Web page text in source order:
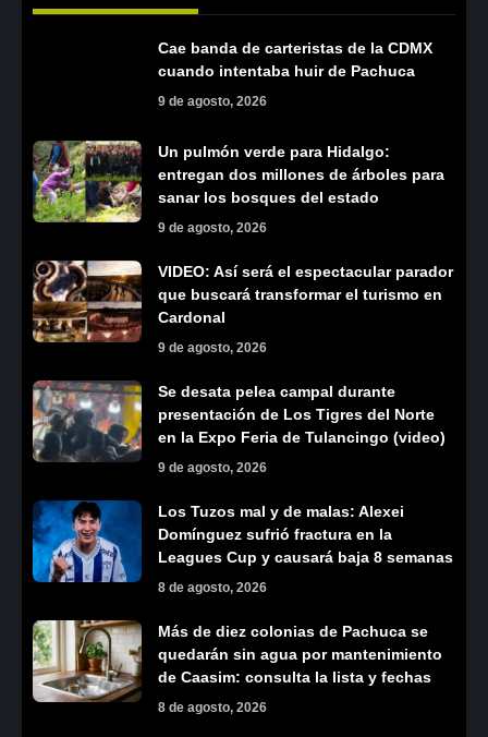
Cae banda de carteristas de la CDMX
cuando intentaba huir de Pachuca
9 de agosto, 2026
Un pulmón verde para Hidalgo:
entregan dos millones de árboles para
sanar los bosques del estado
9 de agosto, 2026
VIDEO: Así será el espectacular parador
que buscará transformar el turismo en
Cardonal
9 de agosto, 2026
Se desata pelea campal durante
presentación de Los Tigres del Norte
en la Expo Feria de Tulancingo (video)
9 de agosto, 2026
Los Tuzos mal y de malas: Alexei
Domínguez sufrió fractura en la
Leagues Cup y causará baja 8 semanas
8 de agosto, 2026
Más de diez colonias de Pachuca se
quedarán sin agua por mantenimiento
de Caasim: consulta la lista y fechas
8 de agosto, 2026